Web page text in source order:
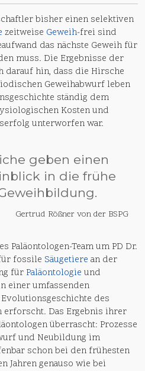
bisher einen selektiven
zeitweise Geweih-frei sind
das nächste Geweih für
muss. Die Ergebnisse der
darauf hin, dass die Hirsche
Geweihabwurf leben
ständig dem
Kosten und
unterworfen war.
geben einen
in die frühe
Gertrud Rößner von der BSPG
Paläontologen-Team um PD Dr.
fossile Säugetiere an der
für Paläontologie und
in einer umfassenden
des
erforscht. Das Ergebnis ihrer
überrascht: Prozesse
und Neubildung im
schon bei den frühesten
Jahren genauso wie bei